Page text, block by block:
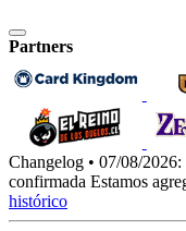
Partners
Changelog • 07/08/2026:
confirmada Estamos
histórico